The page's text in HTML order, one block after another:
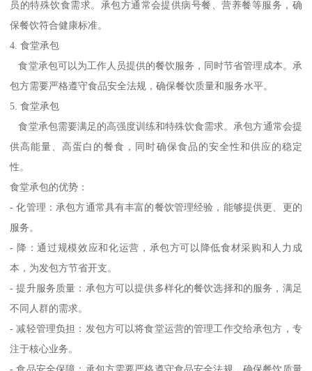
员的特殊饮食需求。承包方通常会提供病号餐、营养餐等服务，确
保餐饮符合健康标准。
4. 食堂承包
食堂承包可以为工作人员提供的餐饮服务，同时节省管理成本。承
包方需要严格遵守食品安全法规，确保餐饮质量和服务水平。
5. 食堂承包
食堂承包需要满足的高强度训练和特殊饮食需求。承包方通常会提
供高能量、高蛋白的餐食，同时确保食品的安全性和供应的稳定
性。
食堂承包的优势：
- 化管理：承包方通常具有丰富的餐饮管理经验，能够提供更、更的
服务。
- 降：通过规模效应和化运营，承包方可以降低食材采购和人力成
本，为发包方节省开支。
- 提升服务质量：承包方可以提供多样化的餐饮选择和的服务，满足
不同人群的需求。
- 减轻管理负担：发包方可以将食堂运营的管理工作交给承包方，专
注于核心业务。
- 食品安全保障：承包方需要严格遵守食品安全法规，确保餐饮质量